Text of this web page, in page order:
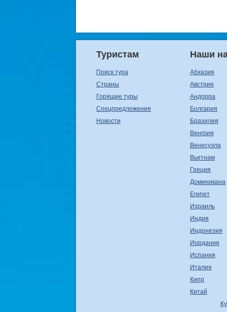
Туристам
Поиск тура
Страны
Горящие туры
Спецпредложения
Новости
Наши
Абхазия
Австрия
Андорра
Болгария
Бразилия
Венгрия
Венесуэла
Вьетнам
Греция
Доминикана
Египет
Израиль
Индия
Индонезия
Иордания
Испания
Италия
Кипр
Китай